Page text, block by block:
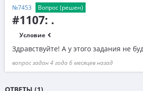
№7453 Вопрос (решен)
#1107: .
Условие
Здравствуйте! А у этого задания не
вопрос задан 4 года 6 месяцев назад